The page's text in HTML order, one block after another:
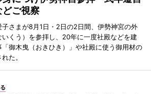
どご視察
さまが8月1日・2日の2日間、伊勢神宮の外
くう）を参拝し、20年に一度社殿などを建
御木曳（おきひき）」や社殿に使う御用材の
た。